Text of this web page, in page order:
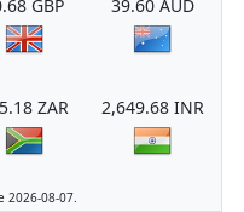
GBP 39.60 AUD
ZAR 2,649.68 INR
2026-08-07.